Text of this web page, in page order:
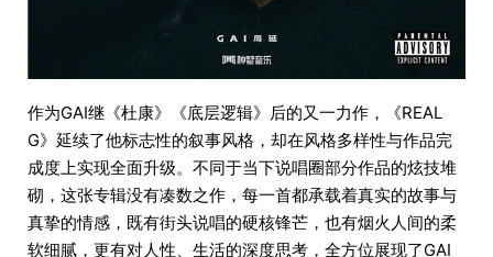
作为GAI继《杜康》《底层逻辑》后的又一力作，《REAL
G》延续了他标志性的叙事风格，却在风格多样性与作品完
成度上实现全面升级。不同于当下说唱圈部分作品的炫技堆
砌，这张专辑没有凑数之作，每一首都承载着真实的故事与
真挚的情感，既有街头说唱的硬核锋芒，也有烟火人间的柔
软细腻，更有对人性、生活的深度思考，全方位展现了GAI